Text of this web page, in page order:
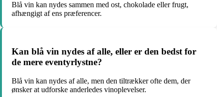
Blå vin kan nydes sammen med ost, chokolade eller frugt,
afhængigt af ens præferencer.
Kan blå vin nydes af alle, eller er den bedst for
de mere eventyrlystne?
Blå vin kan nydes af alle, men den tiltrækker ofte dem, der
ønsker at udforske anderledes vinoplevelser.